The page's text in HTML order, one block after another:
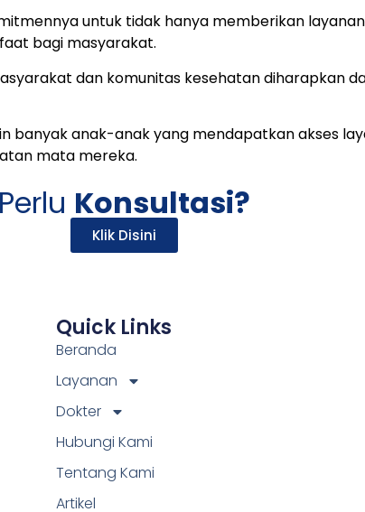
untuk tidak hanya memberikan
bagi masyarakat.
dan komunitas kesehatan diharapkan
banyak anak-anak yang mendapatkan akses
mata mereka.
Perlu Konsultasi?
Klik Disini
Quick Links
Beranda
Layanan
Dokter
Hubungi Kami
Tentang Kami
Artikel